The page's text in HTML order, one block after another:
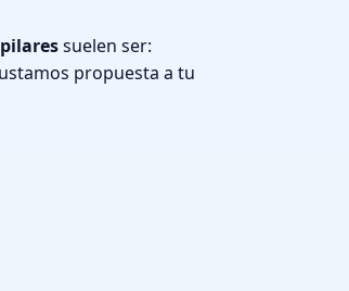
pilaressuelen ser:
propuesta a tu